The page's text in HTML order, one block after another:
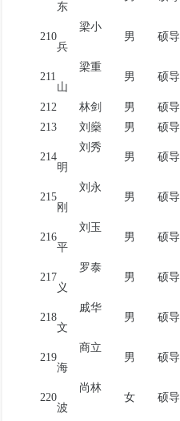
东
210
梁小
兵
男 硕导
211
梁重
山
男 硕导
212 林剑 男 硕导
213
刘燊 男 硕导
214
刘秀
明
男 硕导
215
刘永
刚
男 硕导
216
刘玉
平
男 硕导
217
罗泰
义
男 硕导
218
戚华
文
男 硕导
219
商立
海
男 硕导
220
尚林
波
女 硕导